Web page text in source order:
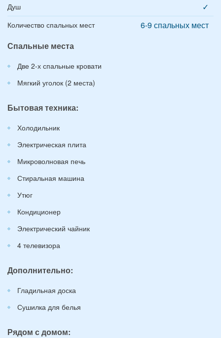
Душ ✓
Количество спальных мест
6-9 спальных мест
Спальные места
Две 2-х спальные кровати
Мягкий уголок (2 места)
Бытовая техника:
Холодильник
Электрическая плита
Микроволновая печь
Стиральная машина
Утюг
Кондиционер
Электрический чайник
4 телевизора
Дополнительно:
Гладильная доска
Сушилка для белья
Рядом с домом: